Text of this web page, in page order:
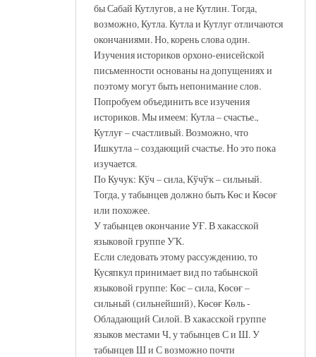
бы Сабай Кутлугов, а не Кутлин. Тогда,
возможно, Кутла. Кутла и Кутлуг отличаются
окончаниями. Но, корень слова один.
Изучения историков орхоно-енисейской
письменности основаны на допущениях и
поэтому могут быть непонимание слов.
Попробуем объединить все изучения
историков. Мы имеем: Кутла – счастье.,
Кутлуғ – счастливый. Возможно, что
Ишкутла – создающий счастье. Но это пока
изучается.
По Кучук: Кўч – сила, Кўчўҡ – сильный.
Тогда, у табынцев должно быть Көс и Көсөғ
или похожее.
У табынцев окончание УҒ. В хакасской
языковой группе УҠ.
Если следовать этому рассуждению, то
Кусяпкул принимает вид по табынской
языковой группе: Көс – сила, Көсөғ –
сильный (сильнейший), Көсөғ Көль -
Обладающий Силой. В хакасской группе
языков местами Ч, у табынцев С и Ш. У
табынцев Ш и С возможно почти